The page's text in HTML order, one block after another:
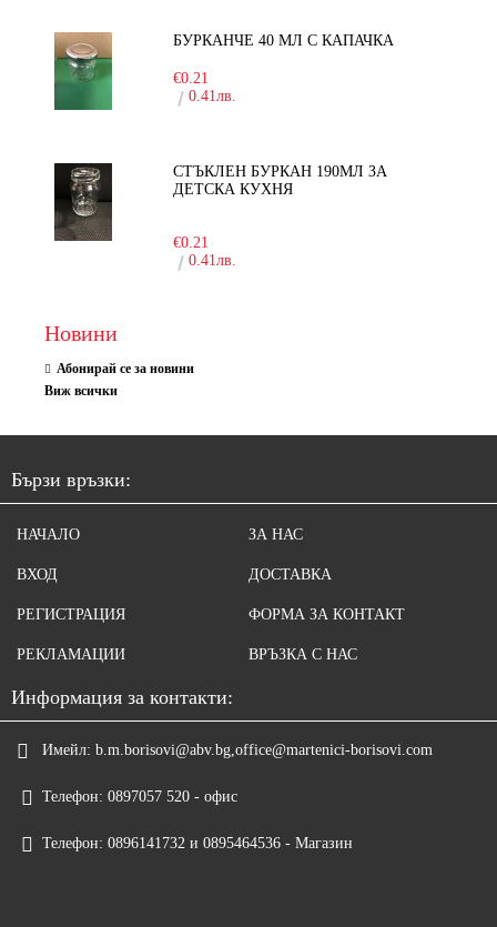
БУРКАНЧЕ 40 МЛ С КАПАЧКА
€0.21
0.41лв.
СТЪКЛЕН БУРКАН 190МЛ ЗА
ДЕТСКА КУХНЯ
€0.21
0.41лв.
Новини
Абонирай се за новини
Виж всички
Бързи връзки:
НАЧАЛО
ВХОД
РЕГИСТРАЦИЯ
РЕКЛАМАЦИИ
ЗА НАС
ДОСТАВКА
ФОРМА ЗА КОНТАКТ
ВРЪЗКА С НАС
Информация за контакти:
Имейл: b.m.borisovi@abv.bg,office@martenici-borisovi.com
Телефон: 0897057 520 - офис
Телефон: 0896141732 и 0895464536 - Магазин